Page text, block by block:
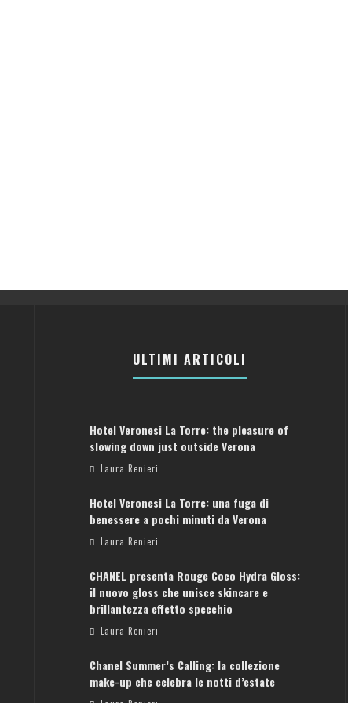
ULTIMI ARTICOLI
Hotel Veronesi La Torre: the pleasure of
slowing down just outside Verona
Laura Renieri
Hotel Veronesi La Torre: una fuga di
benessere a pochi minuti da Verona
Laura Renieri
CHANEL presenta Rouge Coco Hydra Gloss:
il nuovo gloss che unisce skincare e
brillantezza effetto specchio
Laura Renieri
Chanel Summer’s Calling: la collezione
make-up che celebra le notti d’estate
ATENE: GUIDA PER IL WEEKEND PERFETTO